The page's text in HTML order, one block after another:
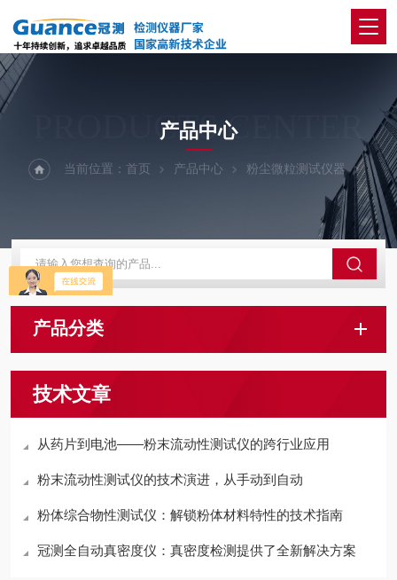
PRODUCTS CENTER
产品中心
当前位置： 首页 产品中心 粉尘微粒测试仪器
产品分类
技术文章
从药片到电池——粉末流动性测试仪的跨行业应用
粉末流动性测试仪的技术演进，从手动到自动
粉体综合物性测试仪：解锁粉体材料特性的技术指南
冠测全自动真密度仪：真密度检测提供了全新解决方案